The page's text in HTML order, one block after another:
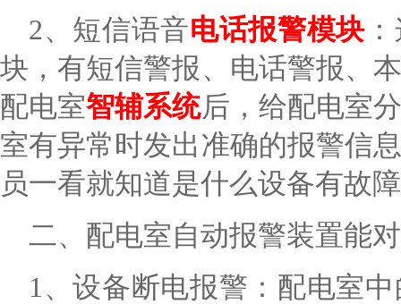
2、短信语音电话报警模块
块，有短信警报、电话警报、
配电室智辅系统后，给配电室
室有异常时发出准确的报警信
员一看就知道是什么设备有故
二、配电室自动报警装置能
1、设备断电报警：配电室